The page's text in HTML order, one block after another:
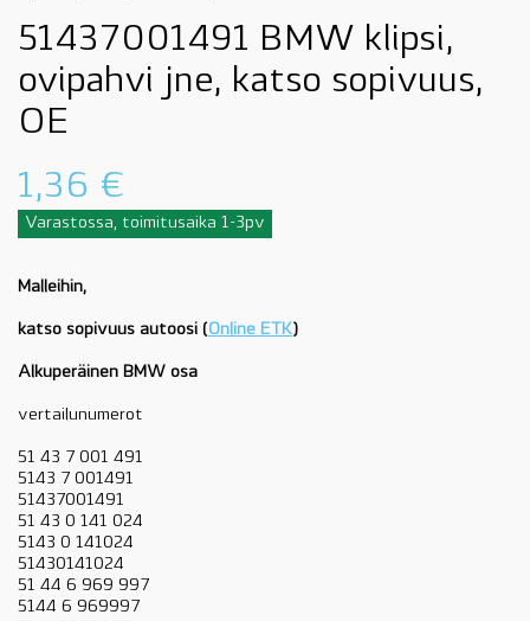
51437001491 BMW klipsi,
ovipahvi jne, katso sopivuus,
OE
1,36 €
Varastossa, toimitusaika 1-3pv
Malleihin,
katso sopivuus autoosi (Online ETK)
Alkuperäinen BMW osa
vertailunumerot
51 43 7 001 491
5143 7 001491
51437001491
51 43 0 141 024
5143 0 141024
51430141024
51 44 6 969 997
5144 6 969997